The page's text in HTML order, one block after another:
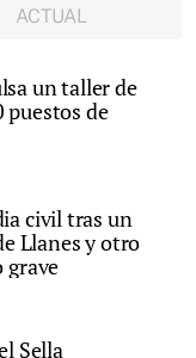
ACTUAL
un taller de
puestos de
civil tras un
Llanes y otro
grave
Sella